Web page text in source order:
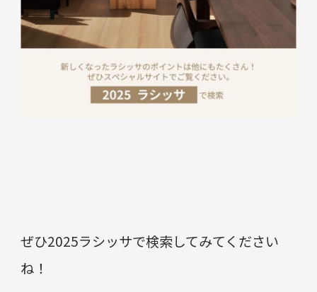
ぜひ2025ラシッサで検索してみてください
ね！